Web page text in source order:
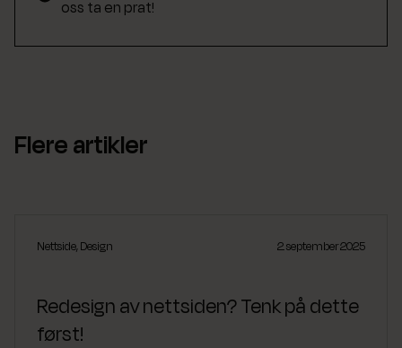
oss ta en prat!
Flere artikler
Nettside,Design 2. september 2025
Redesign av nettsiden? Tenk på dette
først!